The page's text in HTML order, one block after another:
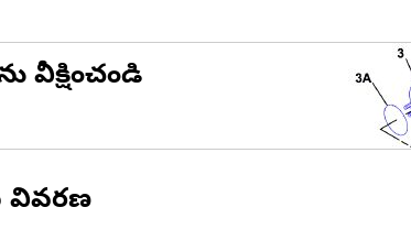
వీక్షించండి
వివరణ